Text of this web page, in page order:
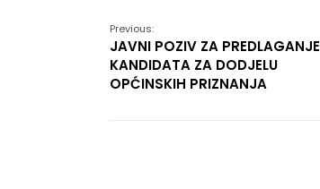
Previous:
JAVNI POZIV ZA PREDLAGANJE
KANDIDATA ZA DODJELU
OPĆINSKIH PRIZNANJA